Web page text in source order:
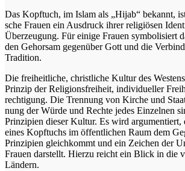
Das Kopf­tuch, im Islam als „Hijab“ bekannt,
sche Frau­en ein Aus­druck ihrer reli­giö­sen
Über­zeu­gung. Für eini­ge Frau­en sym­bo­li­siert
den Gehor­sam gegen­über Gott und die
Tradition.
Die frei­heit­li­che, christ­li­che Kul­tur des
Prin­zip der Reli­gi­ons­frei­heit, indi­vi­du­el­ler
rech­ti­gung. Die Tren­nung von Kir­che und
nung der Wür­de und Rech­te jedes Ein­zel­nen
Prin­zi­pi­en die­ser Kul­tur. Es wird argu­men­tiert,
eines Kopf­tuchs im öffent­li­chen Raum dem
Prin­zi­pi­en gleich­kommt und ein Zei­chen der
Frau­en dar­stellt. Hier­zu reicht ein Blick in die
Ländern.